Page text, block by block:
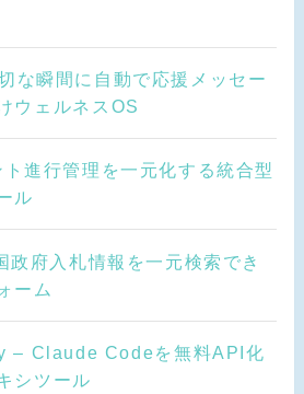
な瞬間に自動で応援メッセー
ウェルネスOS
進行管理を一元化する統合型
ル
府入札情報を一元検索でき
ーム
– Claude Codeを無料API化
シツール